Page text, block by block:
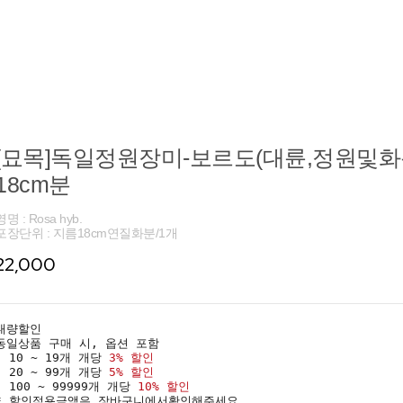
목]독일정원장미-보르도(대륜,정원및
분
명 : Rosa hyb.
장단위 : 지름18cm연질화분/1개
량할인
일상품 구매 시, 옵션 포함
10 ~ 19개 개당 3% 할인
20 ~ 99개 개당 5% 할인
100 ~ 99999개 개당 10% 할인